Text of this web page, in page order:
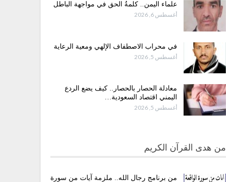
علماء اليمن.. كلمةُ الحق في مواجهة الباطل
أغسطس 6, 2026
في محراب الاصطفاف الإلهي ومعية الرعاية
أغسطس 5, 2026
معادلة الحصار بالحصار.. كيف يضع الردع
اليمني اقتصاد السعودية…
أغسطس 5, 2026
من هدى القرآن الكريم
من برنامج رجال الله.. ملزمة آيات من سورة